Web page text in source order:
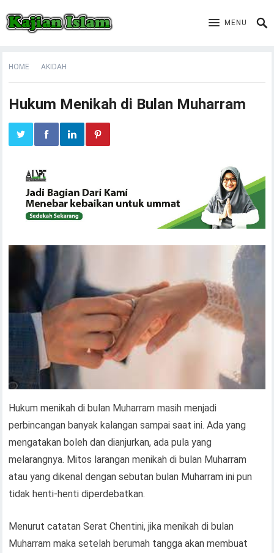
MENU
HOME AKIDAH
Hukum Menikah di Bulan Muharram
Hukum menikah di bulan Muharram masih menjadi
perbincangan banyak kalangan sampai saat ini. Ada yang
mengatakan boleh dan dianjurkan, ada pula yang
melarangnya. Mitos larangan menikah di bulan Muharram
atau yang dikenal dengan sebutan bulan Muharram ini pun
tidak henti-henti diperdebatkan.
Menurut catatan Serat Chentini, jika menikah di bulan
Muharram maka setelah berumah tangga akan membuat